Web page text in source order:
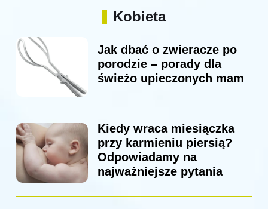
Kobieta
Jak dbać o zwieracze po
porodzie – porady dla
świeżo upieczonych mam
Kiedy wraca miesiączka
przy karmieniu piersią?
Odpowiadamy na
najważniejsze pytania